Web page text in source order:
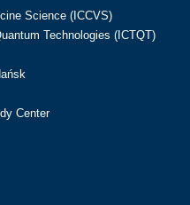
Science (ICCVS)
Technologies (ICTQT)
Center